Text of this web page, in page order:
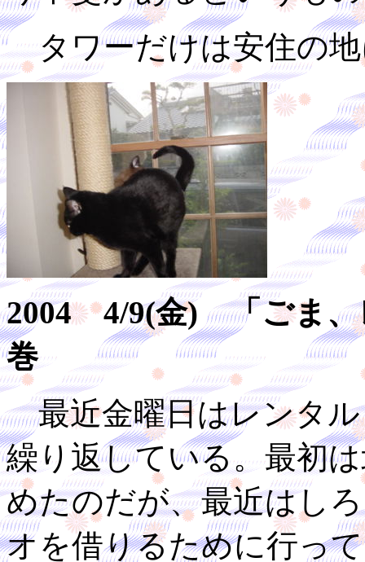
タワーだけは安住の地
2004 4/9(金) 「ごま、
巻
最近金曜日はレンタル
繰り返している。最初
めたのだが、最近はし
オを借りるために行っ